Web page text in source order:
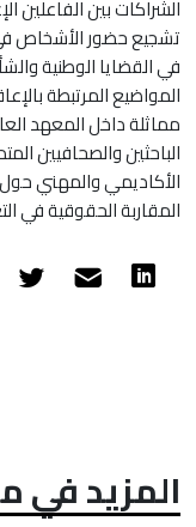
الشراكات بين الفاعلين
تشجيع حضور الأشخاص
في القضايا الوطنية
المواضيع المرتبطة
مماثلة داخل المعهد
الباحثين والصحافيين
الأكاديمي والمهني حول
المقاربة الحقوقية في
المزيد في